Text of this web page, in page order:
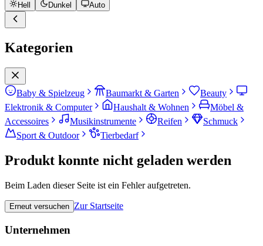
Hell Dunkel Auto
Kategorien
Baby & Spielzeug Baumarkt & Garten
Beauty
Elektronik & Computer
Haushalt & Wohnen
Möbel &
Accessoires
Musikinstrumente Reifen
Schmuck
Sport & Outdoor
Tierbedarf
Produkt konnte nicht geladen werden
Beim Laden dieser Seite ist ein Fehler aufgetreten.
Erneut versuchen Zur Startseite
Unternehmen